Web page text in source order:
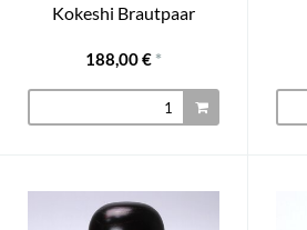
Kokeshi Brautpaar
188,00 € *